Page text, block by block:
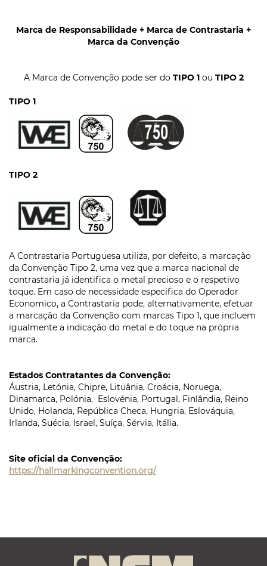
Marca de Responsabilidade + Marca de Contrastaria +
Marca da Convenção
A Marca de Convenção pode ser do TIPO 1ou TIPO 2
TIPO 1
TIPO 2
A Contrastaria Portuguesa utiliza, por defeito, a marcação
da Convenção Tipo 2, uma vez que a marca nacional de
contrastaria já identifica o metal precioso e o respetivo
toque. Em caso de necessidade especifica do Operador
Economico, a Contrastaria pode, alternativamente, efetuar
a marcação da Convenção com marcas Tipo 1, que incluem
igualmente a indicação do metal e do toque na própria
marca.
Estados Contratantes da Convenção:
Áustria, Letónia, Chipre, Lituânia, Croácia, Noruega,
Dinamarca, Polónia, Eslovénia, Portugal, Finlândia, Reino
Unido, Holanda, República Checa, Hungria, Eslováquia,
Irlanda, Suécia, Israel, Suíça, Sérvia, Itália.
Site oficial da Convenção:
https://hallmarkingconvention.org/